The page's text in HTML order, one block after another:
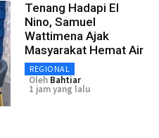
Tenang Hadapi El
Nino, Samuel
Wattimena Ajak
Masyarakat Hemat Air
REGIONAL
Oleh Bahtiar
1 jam yang lalu